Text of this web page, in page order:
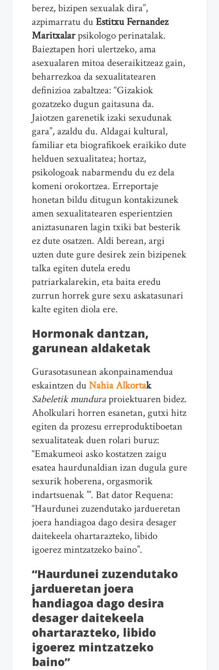
berez, bizipen sexualak dira”,
azpimarratu duEstitxu Fernandez
Maritxalarpsikologo perinatalak.
Baieztapen hori ulertzeko, ama
asexualaren mitoa deseraikitzeaz gain,
beharrezkoa da sexualitatearen
definizioa zabaltzea: “Gizakiok
gozatzeko dugun gaitasuna da.
Jaiotzen garenetik izaki sexudunak
gara”, azaldu du. Aldagai kultural,
familiar eta biografikoek eraikiko dute
helduen sexualitatea; hortaz,
psikologoak nabarmendu du ez dela
komeni orokortzea. Erreportaje
honetan bildu ditugun kontakizunek
amen sexualitatearen esperientzien
aniztasunaren lagin txiki bat besterik
ez dute osatzen. Aldi berean, argi
uzten dute gure desirek zein bizipenek
talka egiten dutela eredu
patriarkalarekin, eta baita eredu
zurrun horrek gure sexu askatasunari
kalte egiten diola ere.
Hormonak dantzan,
garunean aldaketak
Gurasotasunean akonpainamendua
eskaintzen duNahia Alkortak
Sabeletik munduraproiektuaren bidez.
Aholkulari horren esanetan, gutxi hitz
egiten da prozesu erreproduktiboetan
sexualitateak duen rolari buruz:
“Emakumeoi asko kostatzen zaigu
esatea haurdunaldian izan dugula gure
sexurik hoberena, orgasmorik
indartsuenak ’”. Bat dator Requena:
“Haurdunei zuzendutako jardueretan
joera handiagoa dago desira desager
daitekeela ohartarazteko, libido
igoerez mintzatzeko baino”.
“Haurdunei zuzendutako
jardueretan joera
handiagoa dago desira
desager daitekeela
ohartarazteko, libido
igoerez mintzatzeko
baino”